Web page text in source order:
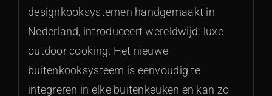
designkooksystemen handgemaakt in
Nederland, introduceert wereldwijd: luxe
outdoor cooking. Het nieuwe
buitenkooksysteem is eenvoudig te
integreren in elke buitenkeuken en kan zo